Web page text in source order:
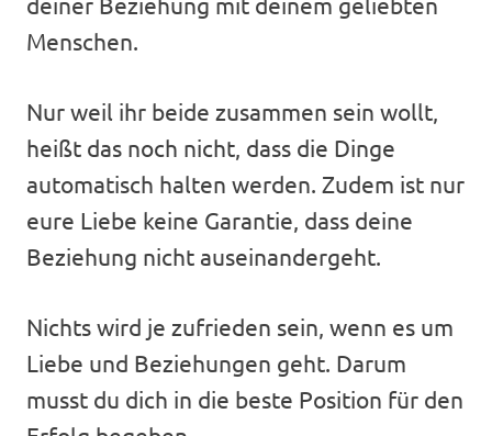
Menschen.
Nur weil ihr beide zusammen sein wollt,
heißt das noch nicht, dass die Dinge
automatisch halten werden. Zudem ist nur
eure Liebe keine Garantie, dass deine
Beziehung nicht auseinandergeht.
Nichts wird je zufrieden sein, wenn es um
Liebe und Beziehungen geht. Darum
musst du dich in die beste Position für den